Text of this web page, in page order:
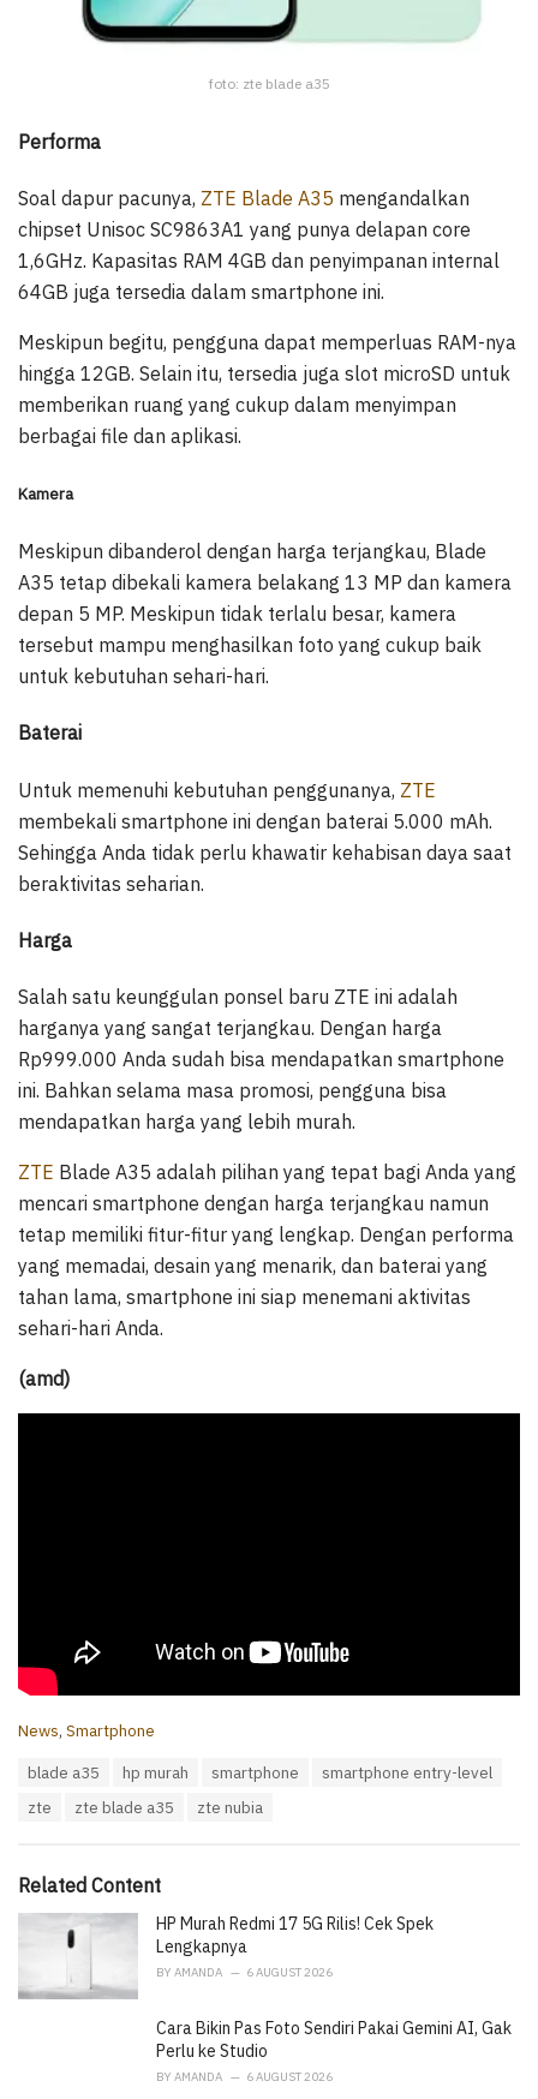
foto: zte blade a35
Performa
Soal dapur pacunya, ZTE Blade A35 mengandalkan
chipset Unisoc SC9863A1 yang punya delapan core
1,6GHz. Kapasitas RAM 4GB dan penyimpanan internal
64GB juga tersedia dalam smartphone ini.
Meskipun begitu, pengguna dapat memperluas RAM-nya
hingga 12GB. Selain itu, tersedia juga slot microSD untuk
memberikan ruang yang cukup dalam menyimpan
berbagai file dan aplikasi.
Kamera
Meskipun dibanderol dengan harga terjangkau, Blade
A35 tetap dibekali kamera belakang 13 MP dan kamera
depan 5 MP. Meskipun tidak terlalu besar, kamera
tersebut mampu menghasilkan foto yang cukup baik
untuk kebutuhan sehari-hari.
Baterai
Untuk memenuhi kebutuhan penggunanya, ZTE
membekali smartphone ini dengan baterai 5.000 mAh.
Sehingga Anda tidak perlu khawatir kehabisan daya saat
beraktivitas seharian.
Harga
Salah satu keunggulan ponsel baru ZTE ini adalah
harganya yang sangat terjangkau. Dengan harga
Rp999.000 Anda sudah bisa mendapatkan smartphone
ini. Bahkan selama masa promosi, pengguna bisa
mendapatkan harga yang lebih murah.
ZTE Blade A35 adalah pilihan yang tepat bagi Anda yang
mencari smartphone dengan harga terjangkau namun
tetap memiliki fitur-fitur yang lengkap. Dengan performa
yang memadai, desain yang menarik, dan baterai yang
tahan lama, smartphone ini siap menemani aktivitas
sehari-hari Anda.
(amd)
C
i
News, Smartphone
blade a35 hp murah smartphone
smartphone entry-level
zte
zte blade a35 zte nubia
Related Content
HP Murah Redmi 17 5G Rilis! Cek Spek
Lengkapnya
BY AMANDA 6 AUGUST 2026
Cara Bikin Pas Foto Sendiri Pakai Gemini AI, Gak
Perlu ke Studio
BY AMANDA 6 AUGUST 2026